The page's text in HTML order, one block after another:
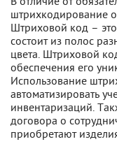
штрихкодирование
Штриховой код –
состоит из полос
цвета. Штриховой
обеспечения его
Использование
автоматизировать
инвентаризаций.
договора о
приобретают